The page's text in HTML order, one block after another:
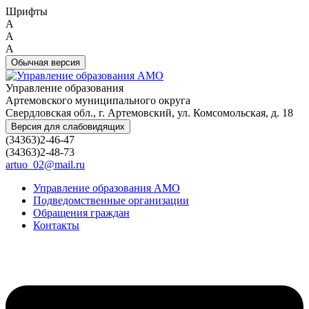
Шрифты
A
A
A
Обычная версия
Управление образования
Артемовского муниципального округа
Свердловская обл., г. Артемовский, ул. Комсомольская, д. 18
Версия для слабовидящих
(34363)2-46-47
(34363)2-48-73
artuo_02@mail.ru
Управление образования АМО
Подведомственные организации
Обращения граждан
Контакты